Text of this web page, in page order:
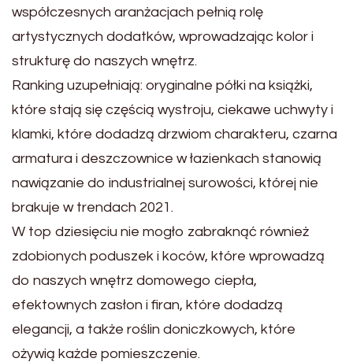
współczesnych aranżacjach pełnią rolę
artystycznych dodatków, wprowadzając kolor i
strukturę do naszych wnętrz.
Ranking uzupełniają: oryginalne półki na książki,
które stają się częścią wystroju, ciekawe uchwyty i
klamki, które dodadzą drzwiom charakteru, czarna
armatura i deszczownice w łazienkach stanowią
nawiązanie do industrialnej surowości, której nie
brakuje w trendach 2021.
W top dziesięciu nie mogło zabraknąć również
zdobionych poduszek i koców, które wprowadzą
do naszych wnętrz domowego ciepła,
efektownych zasłon i firan, które dodadzą
elegancji, a także roślin doniczkowych, które
ożywią każde pomieszczenie.